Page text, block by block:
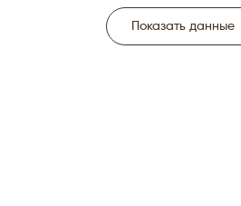
Показать данные